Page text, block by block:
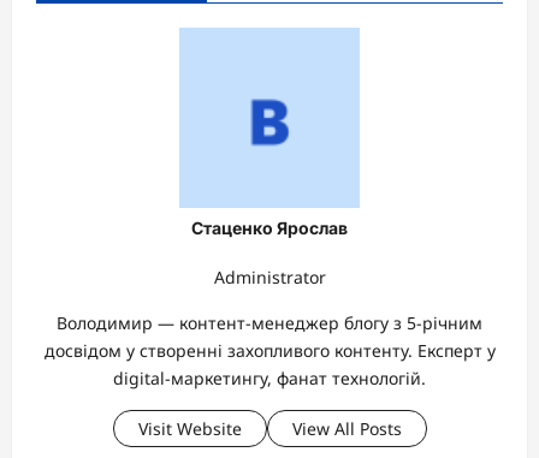
Стаценко Ярослав
Administrator
Володимир — контент-менеджер блогу з 5-річним
досвідом у створенні захопливого контенту. Експерт у
digital-маркетингу, фанат технологій.
Visit Website View All Posts